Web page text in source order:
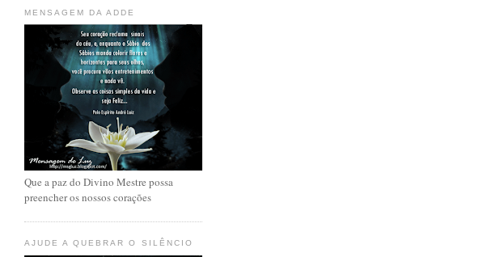
MENSAGEM DA ADDE
Que a paz do Divino Mestre possa
preencher os nossos corações
AJUDE A QUEBRAR O SILÊNCIO